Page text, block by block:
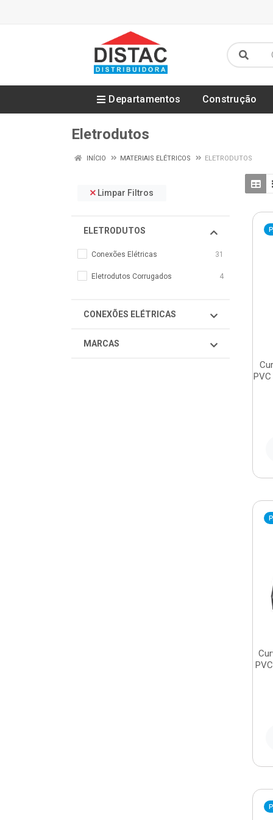
Departamentos Construção
Eletrodutos
INÍCIO MATERIAIS ELÉTRICOS ELETRODUTOS
Limpar Filtros
ELETRODUTOS
Conexões Elétricas 31
Eletrodutos Corrugados 4
CONEXÕES ELÉTRICAS
MARCAS
PVC